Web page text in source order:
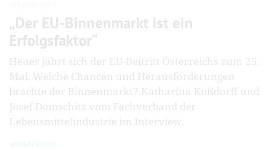
„Der EU-Binnenmarkt ist ein
Erfolgsfaktor“
Heuer jährt sich der EU-Beitritt Österreichs zum 25.
Mal. Welche Chancen und Heraus­forderungen
brachte der Binnenmarkt? Katharina Koßdorff und
Josef Domschitz vom Fachverband der
Lebensmittel­industrie im Interview.
weiterlesen